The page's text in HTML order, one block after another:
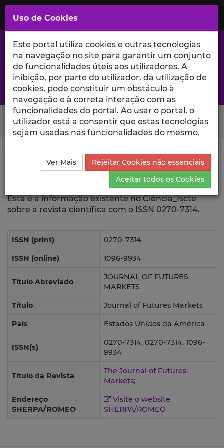
Saltar
para
Conteúdo
Principal
A excelência da investigação e ciência no Iscte
Search Button
Ciência_Iscte Revista Científica
Esta é a informação existente no Ciência_Iscte
sobre a revista científica com o ISSN 0270-7314.
ISSN (print) 0270-7314
ISSN (online) 1096-9934
Título Abreviado
JOURNAL OF FUTURES
MARKETS
Título Journal of Futures Markets
País Estados Unidos da América
ISSN(s)
0270-7314, 0270-7314, 1096-
9934
Título da Revista
The Journal of Futures
Markets;
Endereço
SHERPA/ROMEO
Visite o website
SHERPA/ROMEO
Uso de Cookies
Este portal utiliza cookies e outras tecnologias
na navegação no site para garantir um conjunto
de funcionalidades úteis aos utilizadores. A
inibição, por parte do utilizador, da utilização de
cookies, pode constituir um obstáculo à
navegação e à correta interação com as
funcionalidades do portal. Ao usar o portal, o
utilizador está a consentir que estas tecnologias
sejam usadas nas funcionalidades do mesmo.
Ver Mais
Rejeitar Cookies não essenciais
Aceitar todos os Cookies